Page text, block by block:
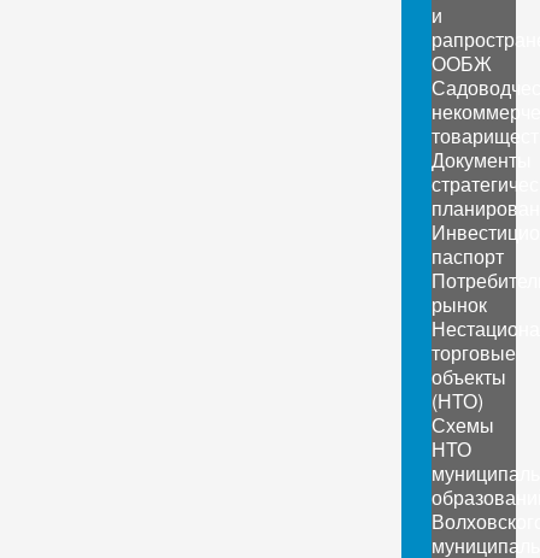
и
ООБЖ
Документы
паспорт
рынок
торговые
объекты
(НТО)
Схемы
НТО